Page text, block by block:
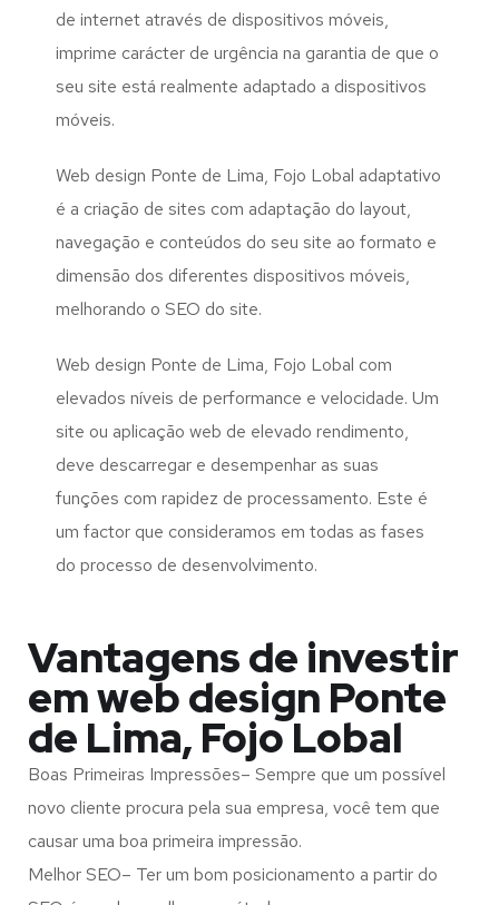
de internet através de dispositivos móveis,
imprime carácter de urgência na garantia de que o
seu site está realmente adaptado a dispositivos
móveis.
Web design Ponte de Lima, Fojo Lobal adaptativo
é a criação de sites com adaptação do layout,
navegação e conteúdos do seu site ao formato e
dimensão dos diferentes dispositivos móveis,
melhorando o SEO do site.
Web design Ponte de Lima, Fojo Lobal com
elevados níveis de performance e velocidade. Um
site ou aplicação web de elevado rendimento,
deve descarregar e desempenhar as suas
funções com rapidez de processamento. Este é
um factor que consideramos em todas as fases
do processo de desenvolvimento.
Vantagens de investir
em web design Ponte
de Lima, Fojo Lobal
Boas Primeiras Impressões– Sempre que um possível
novo cliente procura pela sua empresa, você tem que
causar uma boa primeira impressão.
Melhor SEO– Ter um bom posicionamento a partir do